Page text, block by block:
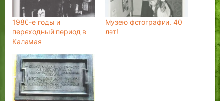
1980-е годы и
переходный период в
Каламая
Музею фотографии, 40
лет!